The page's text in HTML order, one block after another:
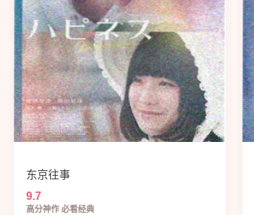
东京往事
9.7
高分神作 必看经典